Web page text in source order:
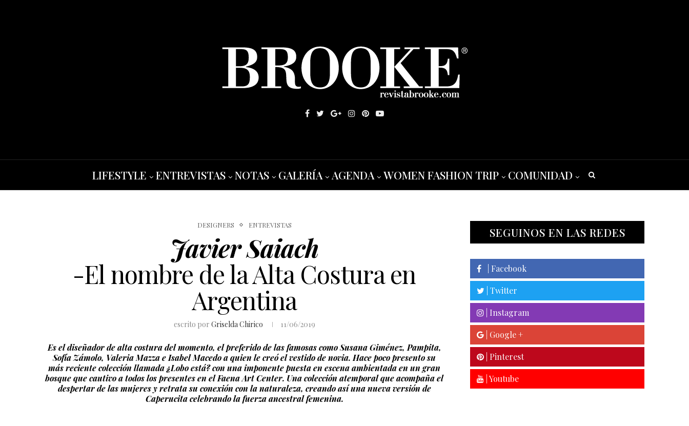
LIFESTYLE ENTREVISTAS NOTAS GALERÍA AGENDA WOMEN FASHION TRIP COMUNIDAD
DESIGNERS ENTREVISTAS
Javier Saiach
-El nombre de la Alta Costura en
Argentina
escrito por Griselda Chirico 11/06/2019
Es el diseñador de alta costura del momento, el preferido de las famosas como Susana Giménez, Pampita,
Sofía Zámolo, Valeria Mazza e Isabel Macedo a quien le creó el vestido de novia. Hace poco presento su
más reciente colección llamada ¿Lobo está? con una imponente puesta en escena ambientada en un gran
bosque que cautivo a todos los presentes en el Faena Art Center. Una colección atemporal que acompaña el
despertar de las mujeres y retrata su conexión con la naturaleza, creando así una nueva versión de
Caperucita celebrando la fuerza ancestral femenina.
SEGUINOS EN LAS REDES
| Facebook
| Twitter
| Instagram
| Google +
| Pinterest
| Youtube